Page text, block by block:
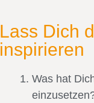
Lass Dich
inspirieren
Was hat